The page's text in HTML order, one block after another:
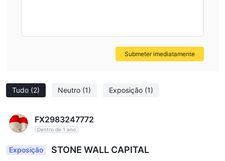
Tudo (2) Neutro (1) Exposição (1)
FX2983247772
Dentro de 1 ano
Exposição STONE WALL CAPITAL
Submeter imediatamente